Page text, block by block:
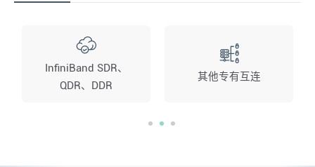
InfiniBand SDR、
QDR、DDR
其他专有互连